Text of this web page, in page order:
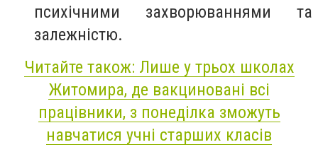
психічними захворюваннями та
залежністю.
Читайте також: Лише у трьох школах
Житомира, де вакциновані всі
працівники, з понеділка зможуть
навчатися учні старших класів